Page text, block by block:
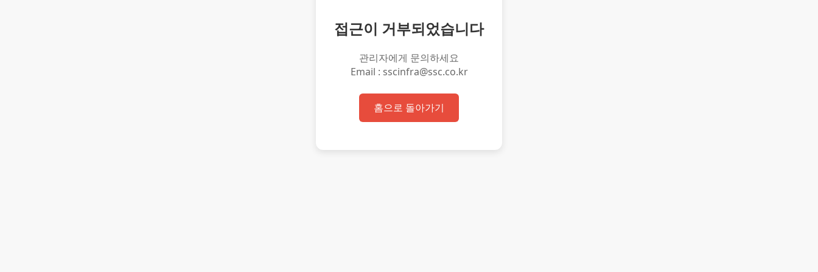
접근이 거부되었습니다
관리자에게 문의하세요
Email : sscinfra@ssc.co.kr
홈으로 돌아가기